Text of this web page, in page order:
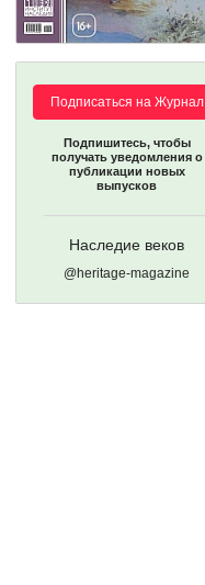
Подписаться на Журнал
Подпишитесь, чтобы
получать уведомления о
публикации новых
выпусков
Наследие веков
@heritage-magazine